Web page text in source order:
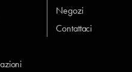
Negozi
Contattaci